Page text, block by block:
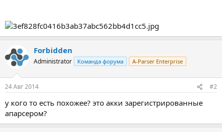
Forbidden
Administrator Команда форума A-Parser Enterprise
24 Авг 2014 #2
у кого то есть похожее? это акки зарегистрированные
апарсером?